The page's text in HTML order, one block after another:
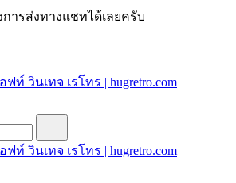
ารส่งทางแชทได้เลยครับ
วินเทจ เรโทร | hugretro.com
านกาแฟ ผับ โรงแรม ป้ายโค้ก เป็ปซี่เวสป้า
ราณ มีราคาแบบสวยๆเพียบหรือสั่งทำโทร